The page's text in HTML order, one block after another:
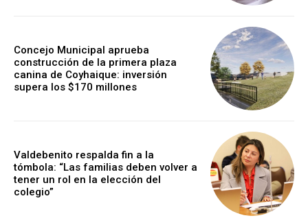
Concejo Municipal aprueba
construcción de la primera plaza
canina de Coyhaique: inversión
supera los $170 millones
Valdebenito respalda fin a la
tómbola: “Las familias deben volver a
tener un rol en la elección del
colegio”